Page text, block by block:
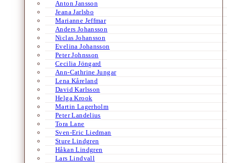
Anton Jansson
Jeana Jarlsbo
Marianne Jeffmar
Anders Johansson
Niclas Johansson
Evelina Johansson
Peter Johnsson
Cecilia Jöngard
Ann-Cathrine Jungar
Lena Kåreland
David Karlsson
Helga Krook
Martin Lagerholm
Peter Landelius
Tora Lane
Sven-Eric Liedman
Sture Lindgren
Håkan Lindgren
Lars Lindvall